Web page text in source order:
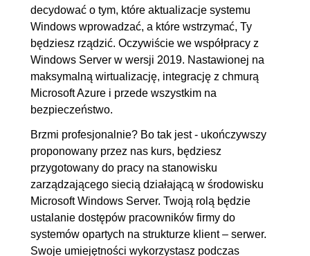
2.4. Relacje między serwerami 00:06:04
3. AD RMS - usługi zarządzania
prawami dostępu w Active Directory
00:33:41
3.1. Użytkownicy, uprawnienia,
konfiguracja urzędu certyfikacji
00:10:02
domeny na serwerze WWW
(IIS)
3.3. Konfiguracja usługi
zarządzania prawami dostępu
w Active Directory
00:08:29
3.4. Zarządzanie 00:11:58
decydować o tym, które aktualizacje systemu
Windows wprowadzać, a które wstrzymać, Ty
będziesz rządzić. Oczywiście we współpracy z
Windows Server w wersji 2019. Nastawionej na
maksymalną wirtualizację, integrację z chmurą
Microsoft Azure i przede wszystkim na
bezpieczeństwo.
Brzmi profesjonalnie? Bo tak jest - ukończywszy
proponowany przez nas kurs, będziesz
przygotowany do pracy na stanowisku
zarządzającego siecią działającą w środowisku
Microsoft Windows Server. Twoją rolą będzie
ustalanie dostępów pracowników firmy do
systemów opartych na strukturze klient – serwer.
Swoje umiejętności wykorzystasz podczas